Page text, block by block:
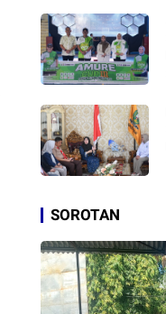
SOROTAN